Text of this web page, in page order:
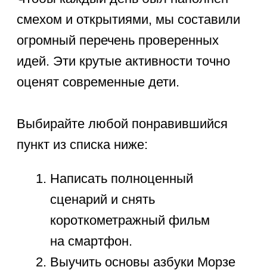
поделку для украшения
комнаты.
Сколотить настоящую
деревянную кормушку для птиц
и надежно закрепить ее в лесу.
Пройти высокий веревочный
Научиться уверенно кататься
на скейтборде или выполнять
Организовать самостоятельный
велопоход с вкусным пикником
в ближайшем лесопарке.
Вырастить ароматную
и добавлять её в утренние
салаты.